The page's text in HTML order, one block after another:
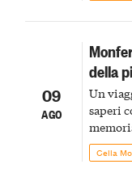
09
AGO
della
Un
saperi
Cella